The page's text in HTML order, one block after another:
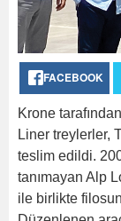
FACEBOOK
Krone
Liner treylerler,
teslim edildi.
tanımayan Alp
ile birlikte